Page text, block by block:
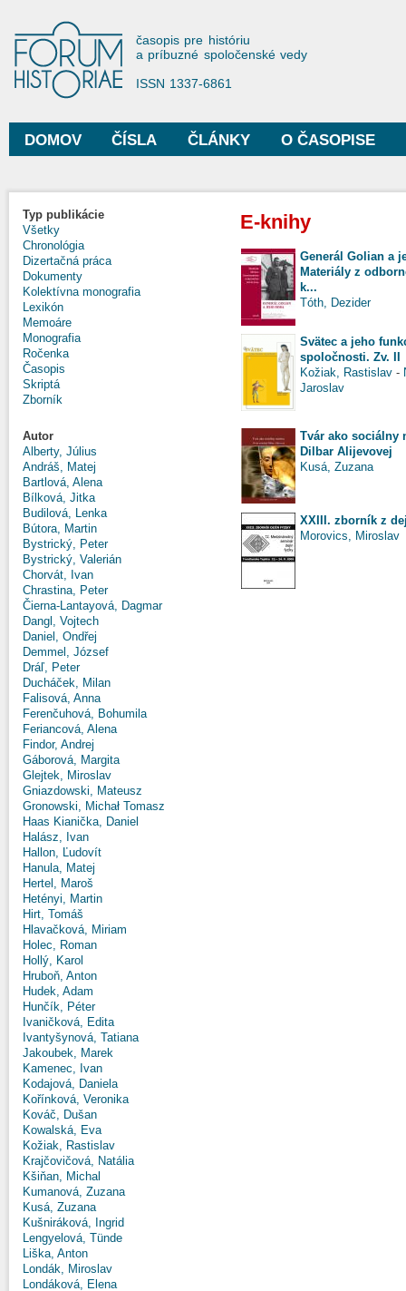
Forum Historiae
časopis pre históriu
a príbuzné spoločenské vedy
ISSN 1337-6861
Hlavné menu
DOMOV ČÍSLA ČLÁNKY O ČASOPISE
Typ publikácie
Všetky
Chronológia
Dizertačná práca
Dokumenty
Kolektívna monografia
Lexikón
Memoáre
Monografia
Ročenka
Časopis
Skriptá
Zborník
Autor
Alberty, Július
Andráš, Matej
Bartlová, Alena
Bílková, Jitka
Budilová, Lenka
Bútora, Martin
Bystrický, Peter
Bystrický, Valerián
Chorvát, Ivan
Chrastina, Peter
Čierna-Lantayová, Dagmar
Dangl, Vojtech
Daniel, Ondřej
Demmel, József
Dráľ, Peter
Ducháček, Milan
Falisová, Anna
Ferenčuhová, Bohumila
Feriancová, Alena
Findor, Andrej
Gáborová, Margita
Glejtek, Miroslav
Gniazdowski, Mateusz
Gronowski, Michał Tomasz
Haas Kianička, Daniel
Halász, Ivan
Hallon, Ľudovít
Hanula, Matej
Hertel, Maroš
Hetényi, Martin
Hirt, Tomáš
Hlavačková, Miriam
Holec, Roman
Hollý, Karol
Hruboň, Anton
Hudek, Adam
Hunčík, Péter
Ivaničková, Edita
Ivantyšynová, Tatiana
Jakoubek, Marek
Kamenec, Ivan
Kodajová, Daniela
Kořínková, Veronika
Kováč, Dušan
Kowalská, Eva
Kožiak, Rastislav
Krajčovičová, Natália
Kšiňan, Michal
Kumanová, Zuzana
Kusá, Zuzana
Kušniráková, Ingrid
Lengyelová, Tünde
Liška, Anton
Londák, Miroslav
Londáková, Elena
E-knihy
Generál Golian a
Materiály z
k...
Tóth, Dezider
Svätec a jeho
spoločnosti. Zv. II
Kožiak, Rastislav -
Jaroslav
Tvár ako sociálny
Dilbar Alijevovej
Kusá, Zuzana
XXIII. zborník z
Morovics, Miroslav